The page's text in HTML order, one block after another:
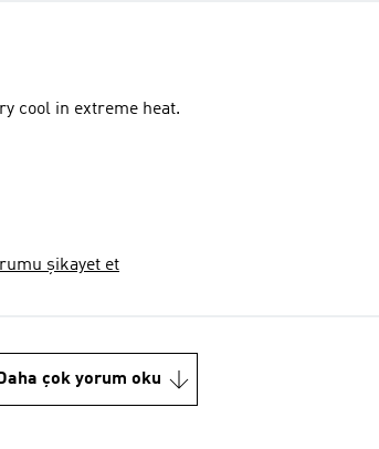
cool in extreme heat.
şikayet et
Daha çok yorum oku